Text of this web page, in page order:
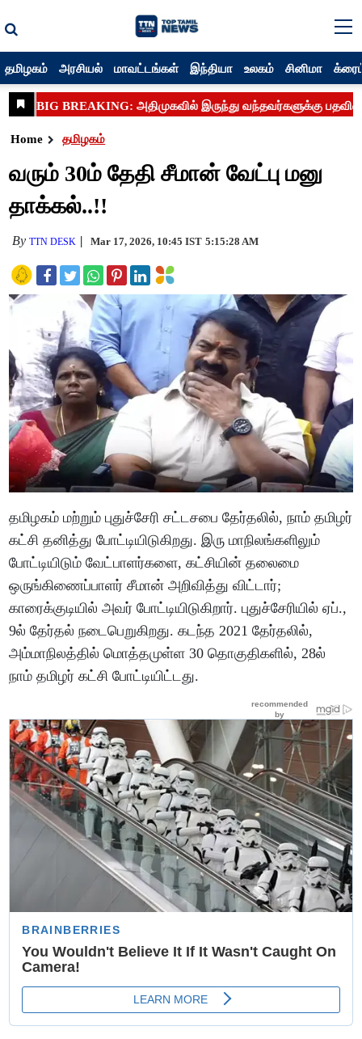
தமிழகம் அரசியல் மாவட்டங்கள் இந்தியா உலகம் சினிமா
Home தமிழகம்
வரும் 30ம் தேதி சீமான் வேட்பு மனு
தாக்கல்..!!
ByTTN DESK Mar 17, 2026, 10:45 IST 5:15:28 AM
தமிழகம் மற்றும் புதுச்சேரி சட்டசபை தேர்தலில், நாம் தமிழர்
கட்சி தனித்து போட்டியிடுகிறது. இரு மாநிலங்களிலும்
போட்டியிடும் வேட்பாளர்களை, கட்சியின் தலைமை
ஒருங்கிணைப்பாளர் சீமான் அறிவித்து விட்டார்;
காரைக்குடியில் அவர் போட்டியிடுகிறார். புதுச்சேரியில் ஏப்.,
9ல் தேர்தல் நடைபெறுகிறது. கடந்த 2021 தேர்தலில்,
அம்மாநிலத்தில் மொத்தமுள்ள 30 தொகுதிகளில், 28ல்
நாம் தமிழர் கட்சி போட்டியிட்டது.